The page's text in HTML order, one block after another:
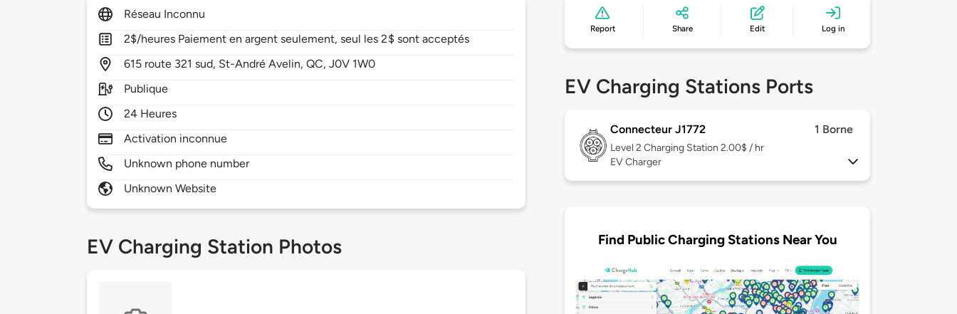
Réseau Inconnu
2$/heures Paiement en argent seulement, seul les 2$ sont acceptés
615 route 321 sud, St-André Avelin,QC,J0V 1W0
Publique
24 Heures
Activation inconnue
Unknown phone number
Unknown Website
EV Charging Station Photos
Report Share Edit Log in
EV Charging Stations Ports
Connecteur J1772 1 Borne
Level 2 Charging Station 2.00$ / hr
EV Charger
Find Public Charging Stations Near You